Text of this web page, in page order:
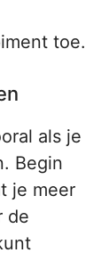
toe.
als je
Begin
je meer
de